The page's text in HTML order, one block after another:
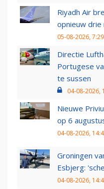
Riyadh Air
opnieuw drie
05-08-2026, 7:29
Directie
Portugese
te sussen
04-08-2026,
Nieuwe
op 6
04-08-2026,
Groningen
Esbjerg:
04-08-2026,